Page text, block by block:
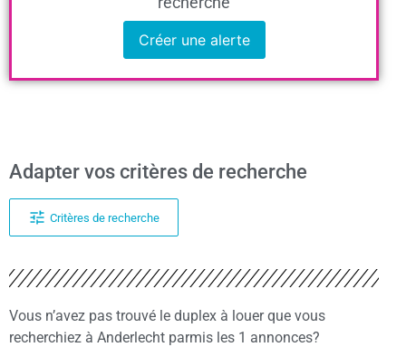
Créer une alerte
Adapter vos critères de recherche
Critères de recherche
Vous n’avez pas trouvé le duplex à louer que vous
recherchiez à Anderlecht parmis les 1 annonces?